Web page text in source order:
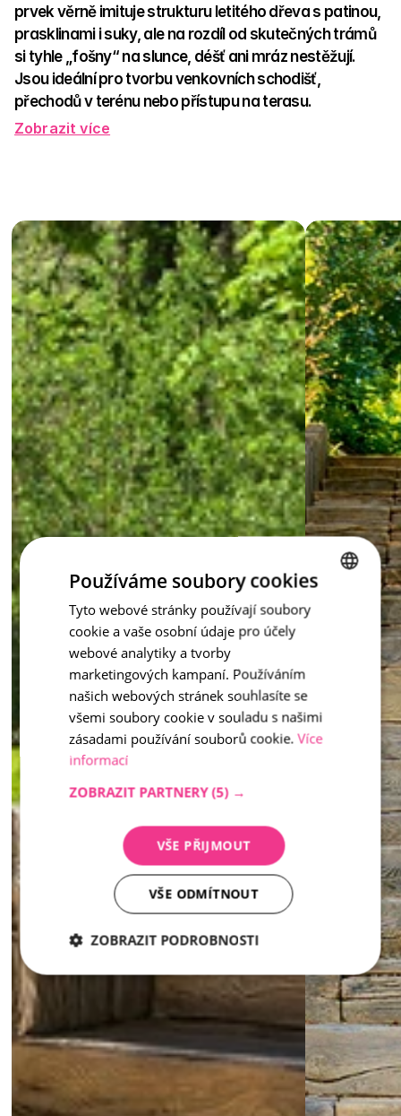
prvek věrně imituje strukturu letitého dřeva s patinou,
prasklinami i suky, ale na rozdíl od skutečných trámů
si tyhle „fošny“ na slunce, déšť ani mráz nestěžují.
Jsou ideální pro tvorbu venkovních schodišť,
přechodů v terénu nebo přístupu na terasu.
Protiskluzový povrch přináší bezpečí, betonová konstrukce
stylové i funkční schodiště, které působí rustikálně, ale drží
jako skála.
Schody Staré dřevo – šlápněte do tradice s pohodlím moderní
doby. Bez nátěrů, bez starostí. Jen styl, který vydrží.
Zobrazit více
inspirace - Staré dřevo
CZECH
Používáme soubory cookies
Tyto webové stránky používají soubory
cookie a vaše osobní údaje pro účely
webové analytiky a tvorby
marketingových kampaní. Používáním
našich webových stránek souhlasíte se
všemi soubory cookie v souladu s našimi
zásadami používání souborů cookie. Více
informací
ZOBRAZIT PARTNERY (5) →
VŠE PŘIJMOUT
VŠE ODMÍTNOUT
ZOBRAZIT PODROBNOSTI
Nezbytně
Analytika Marketing